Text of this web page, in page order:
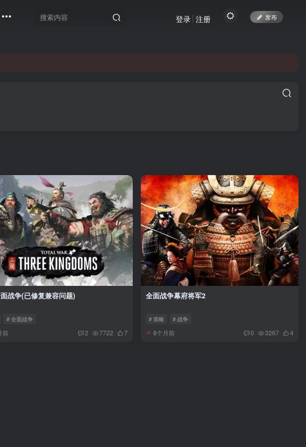
发布
登录 注册
访问。旧网页可通过3yc.top访问。
战争(已修复兼容问题)
# 全面战争
前 2 7722 7
全面战争幕府将军2
# 策略 # 战争
8个月前 0 3267 4